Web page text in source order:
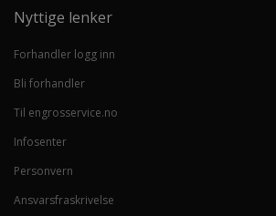
Nyttige lenker
Forhandler logg inn
Bli forhandler
Til engrosservice.no
Infosenter
Personvern
Ansvarsfraskrivelse